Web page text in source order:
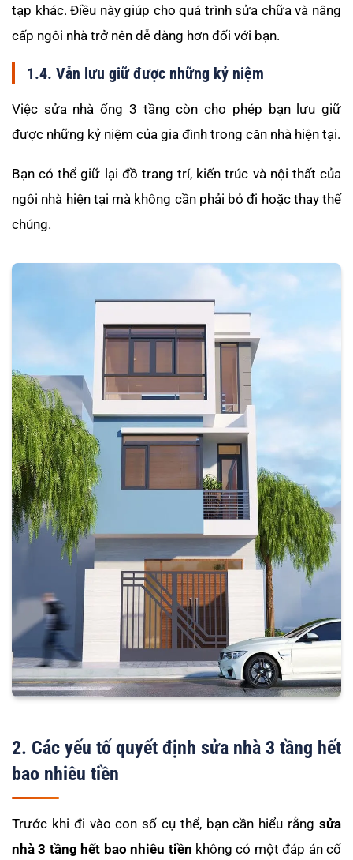
tạp khác. Điều này giúp cho quá trình sửa chữa và nâng
cấp ngôi nhà trở nên dễ dàng hơn đối với bạn.
1.4. Vẫn lưu giữ được những kỷ niệm
Việc sửa nhà ống 3 tầng còn cho phép bạn lưu giữ
được những kỷ niệm của gia đình trong căn nhà hiện tại.
Bạn có thể giữ lại đồ trang trí, kiến trúc và nội thất của
ngôi nhà hiện tại mà không cần phải bỏ đi hoặc thay thế
chúng.
2. Các yếu tố quyết định sửa nhà 3 tầng hết
bao nhiêu tiền
Trước khi đi vào con số cụ thể, bạn cần hiểu rằng sửa
nhà 3 tầng hết bao nhiêu tiền không có một đáp án cố